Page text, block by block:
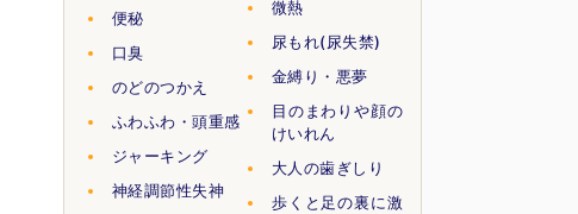
便秘
口臭
のどのつかえ
ふわふわ・頭重感
ジャーキング
神経調節性失神
微熱
尿もれ(尿失禁)
金縛り・悪夢
目のまわりや顔の
けいれん
大人の歯ぎしり
歩くと足の裏に激